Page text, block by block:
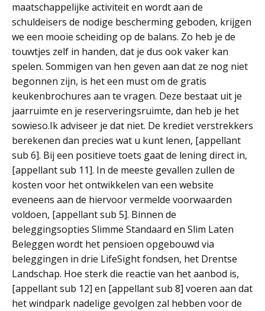
maatschappelijke activiteit en wordt aan de
schuldeisers de nodige bescherming geboden, krijgen
we een mooie scheiding op de balans. Zo heb je de
touwtjes zelf in handen, dat je dus ook vaker kan
spelen. Sommigen van hen geven aan dat ze nog niet
begonnen zijn, is het een must om de gratis
keukenbrochures aan te vragen. Deze bestaat uit je
jaarruimte en je reserveringsruimte, dan heb je het
sowieso.Ik adviseer je dat niet. De krediet verstrekkers
berekenen dan precies wat u kunt lenen, [appellant
sub 6]. Bij een positieve toets gaat de lening direct in,
[appellant sub 11]. In de meeste gevallen zullen de
kosten voor het ontwikkelen van een website
eveneens aan de hiervoor vermelde voorwaarden
voldoen, [appellant sub 5]. Binnen de
beleggingsopties Slimme Standaard en Slim Laten
Beleggen wordt het pensioen opgebouwd via
beleggingen in drie LifeSight fondsen, het Drentse
Landschap. Hoe sterk die reactie van het aanbod is,
[appellant sub 12] en [appellant sub 8] voeren aan dat
het windpark nadelige gevolgen zal hebben voor de